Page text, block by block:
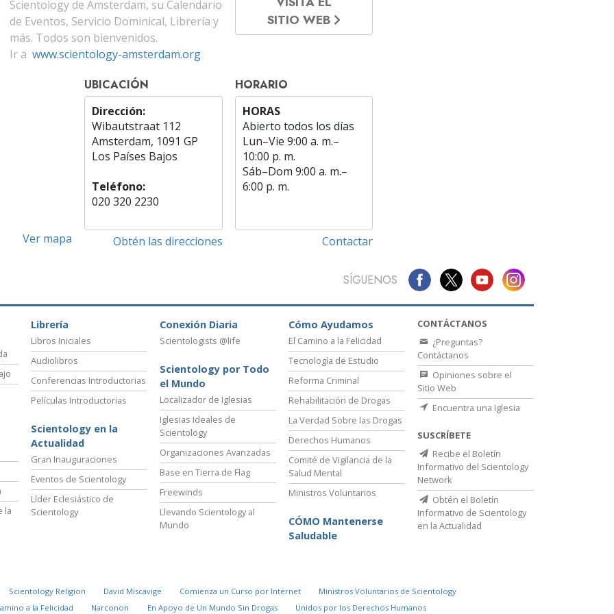
Scientology de Ámsterdam, su Calendario
de Eventos, Servicio Dominical, Librería y
más. Todos son bienvenidos.
Ir a www.scientology-amsterdam.org
SITIO WEB
Ver mapa
UBICACIÓN
Dirección:
Wibautstraat 112
Amsterdam, 1091 GP
Los Países Bajos
Teléfono:
020 320 2230
Obtén las direcciones
HORARIO
HORAS
Abierto todos los días
Lun–Vie 9:00 a. m.–
10:00 p. m.
Sáb–Dom 9:00 a. m.–
6:00 p. m.
Contactar
SÍGUENOS
la
Librería
Libros Iniciales
Audiolibros
Conferencias Introductorias
Películas Introductorias
Scientology en la
Actualidad
Gran Inauguraciones
Eventos de Scientology
Líder Eclesiástico de
Scientology
Conexión Diaria
Scientologists @life
Scientology por Todo
el Mundo
Localizador de Iglesias
Iglesias Ideales de
Scientology
Organizaciones Avanzadas
Base en Tierra de Flag
Freewinds
Llevando Scientology al
Mundo
Cómo Ayudamos
El Camino a la Felicidad
Tecnología de Estudio
Reforma Criminal
Rehabilitación de Drogas
La Verdad Sobre las Drogas
Derechos Humanos
Comité de Vigilancia de la
Salud Mental
Ministros Voluntarios
CÓMO Mantenerse
Saludable
CONTÁCTANOS
¿Preguntas?
Contáctanos
Opiniones sobre el
Sitio Web
Encuentra una Iglesia
SUSCRÍBETE
Recibe el Boletín
Informativo del Scientology
Network
Obtén el Boletín
Informativo de Scientology
en la Actualidad
Scientology Religion David Miscavige Comienza un Curso por Internet
Ministros Voluntarios de Scientology
a la Felicidad
Narconon En Apoyo de Un Mundo Sin Drogas Unidos por los Derechos Humanos